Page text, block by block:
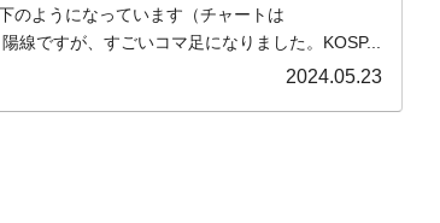
のようになっています（チャートは
線ですが、すごいコマ足になりました。KOSP...
2024.05.23